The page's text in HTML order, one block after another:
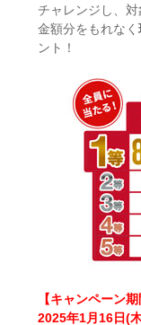
チャレンジし、
金額分をもれなく
ント！
【キャンペーン
2025年1月16日(